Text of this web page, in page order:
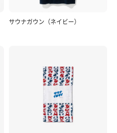
サウナガウン（ネイビー）